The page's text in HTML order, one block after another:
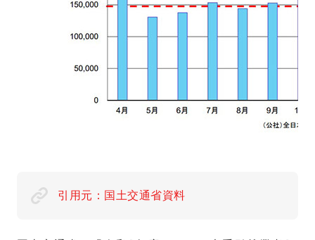
引用元：国土交通省資料